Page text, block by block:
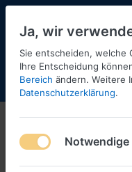
Menü Anmelden
Herpa -
1-2 von
Ja, wir
Sie entscheiden, welche
Ihre Entscheidung
Bereich ändern. Weitere
Datenschutzerklärung.
Notwendige